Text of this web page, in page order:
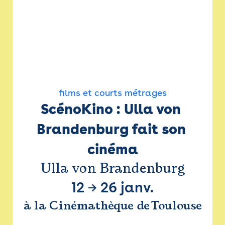
films et courts métrages
ScénoKino : Ulla von
Brandenburg fait son
cinéma
Ulla von Brandenburg
12 → 26 janv.
à la Cinémathèque de Toulouse